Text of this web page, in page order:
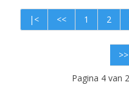
|< << 1 2
>>
Pagina 4 van